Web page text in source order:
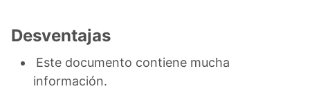
Desventajas
Este documento contiene mucha
información.